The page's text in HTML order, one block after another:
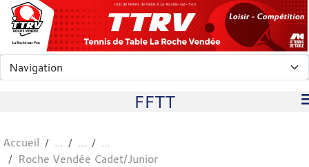
club de tennis de table à La Roche-sur-Yon
FFTT
Accueil
Roche Vendée Cadet/Junior
Panneau de gestion des cookies